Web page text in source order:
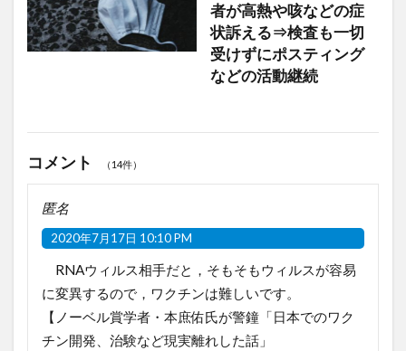
者が高熱や咳などの症
状訴える⇒検査も一切
受けずにポスティング
などの活動継続
コメント （14件）
匿名
2020年7月17日 10:10 PM
RNAウィルス相手だと，そもそもウィルスが容易
に変異するので，ワクチンは難しいです。
【ノーベル賞学者・本庶佑氏が警鐘「日本でのワク
チン開発、治験など現実離れした話」